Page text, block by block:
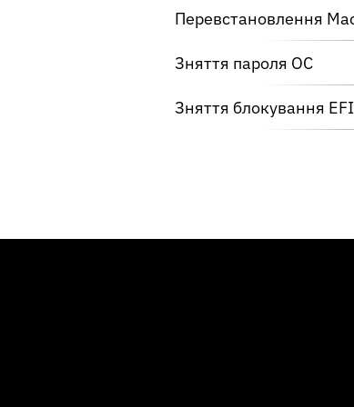
Перевстановлення
Зняття пароля ОС
Зняття блокування EFI